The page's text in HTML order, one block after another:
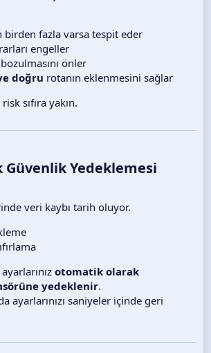
birden fazla varsa tespit eder
engeller
önler
doğru rotanın eklenmesini sağlar
sıfıra yakın.
Yedeklemesi​
veri kaybı tarih oluyor.
otomatik olarak
yedeklenir.
ayarlarınızı saniyeler içinde geri